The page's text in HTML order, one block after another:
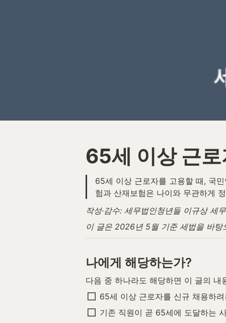
65세 이상 근
65세 이상 근로자를 고용할 때, 국
험과 산재보험은 나이와 무관하게
작성·감수: 세무법인청년들 이규상 세
이 글은 2026년 5월 기준 세법을 바탕
나에게 해당하는가?
다음 중 하나라도 해당하면 이 글의 내
65세 이상 근로자를 신규 채용하
기존 직원이 곧 65세에 도달하는